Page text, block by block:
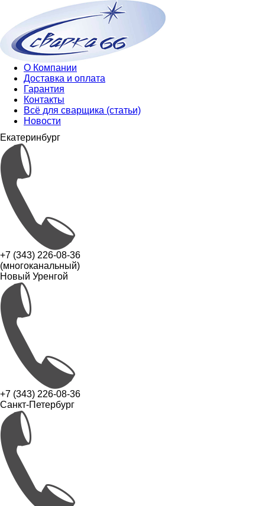
О Компании
Доставка и оплата
Гарантия
Контакты
Всё для сварщика (статьи)
Новости
Екатеринбург
+7 (343) 226-08-36
(многоканальный)
Новый Уренгой
+7 (343) 226-08-36
Санкт-Петербург